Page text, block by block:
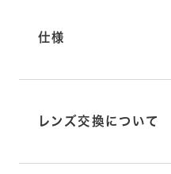
仕様
レンズ交換について